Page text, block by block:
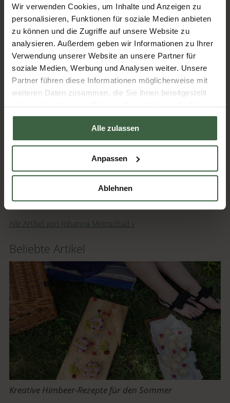
Wir verwenden Cookies, um Inhalte und Anzeigen zu
personalisieren, Funktionen für soziale Medien anbieten
zu können und die Zugriffe auf unsere Website zu
analysieren. Außerdem geben wir Informationen zu Ihrer
Verwendung unserer Website an unsere Partner für
soziale Medien, Werbung und Analysen weiter. Unsere
Partner führen diese Informationen möglicherweise mit
weiteren Daten zusammen, die Sie ihnen bereitgestellt
haben oder die sie im Rahmen Ihrer Nutzung der Dienste
gesammelt haben.
Alle zulassen
Anpassen
Ablehnen
Jetzt keinen Artikel mehr verpassen.
zur Newsletter anmeldung
Über Johanna
Meinschad
Johanna Meinschad lebt seit
2008 mit ihrem Mann und ihren
Landschaft sehr zu schätzen gelernt und erkundet mit ihrer
Familie am Wochenende gerne die vielen Wanderwege. Sie
hält sich durch Laufen und Klettern fit und lebt ihre
Kreativität beim grafischen Gestalten und Fotografieren aus.
Alle Artikel von Johanna Meinschad »
Beliebte Artikel
Kreative Himbeer-Rezepte für den Sommer